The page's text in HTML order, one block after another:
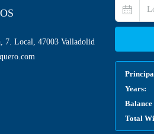
7. Local, 47003 Valladolid
Years:
Total